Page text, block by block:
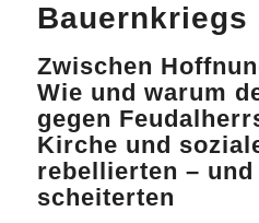
Bauernkriegs
Zwischen
Wie und warum
gegen
Kirche und
rebellierten –
scheiterten